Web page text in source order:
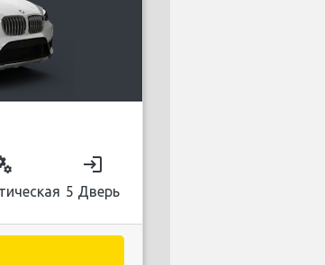
login
5 Дверь